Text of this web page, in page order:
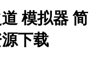
模拟器 简
下载